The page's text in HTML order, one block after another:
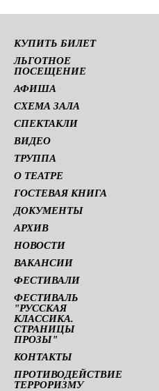
КУПИТЬ БИЛЕТ
ЛЬГОТНОЕ
ПОСЕЩЕНИЕ
АФИША
СХЕМА ЗАЛА
СПЕКТАКЛИ
ВИДЕО
ТРУППА
О ТЕАТРЕ
ГОСТЕВАЯ КНИГА
ДОКУМЕНТЫ
АРХИВ
НОВОСТИ
ВАКАНСИИ
ФЕСТИВАЛИ
ФЕСТИВАЛЬ
"РУССКАЯ
КЛАССИКА.
СТРАНИЦЫ
ПРОЗЫ"
КОНТАКТЫ
ПРОТИВОДЕЙСТВИЕ
ТЕРРОРИЗМУ